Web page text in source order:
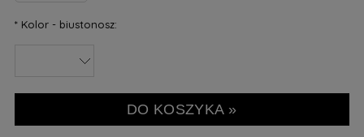
*Kolor - biustonosz:
DO KOSZYKA »